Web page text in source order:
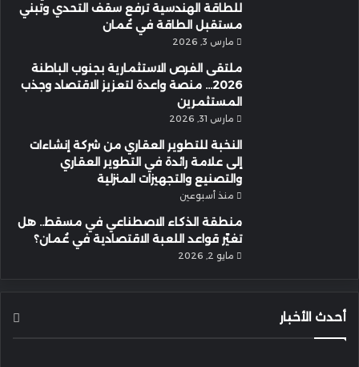
للطاقة الهندسية ترفع سقف التحدي وتبني
مستقبل الطاقة في عُمان
مارس 3, 2026
ملتقى الفرص الاستثمارية بجنوب الباطنة
2026… منصة واعدة لتعزيز الاقتصاد وجذب
المستثمرين
مارس 31, 2026
النخبة للتطوير العقاري من شركة إنشاءات
إلى علامة رائدة في التطوير العقاري
والتصنيع والتجهيزات المنزلية
منذ أسبوعين
منطقة الذكاء الاصطناعي في مسقط.. هل
تغيّر قواعد اللعبة الاقتصادية في عُمان؟
مايو 2, 2026
أحدث الأخبار